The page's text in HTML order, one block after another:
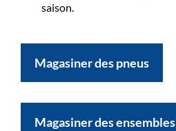
saison.
Magasiner des pneus
Magasiner des ensembles